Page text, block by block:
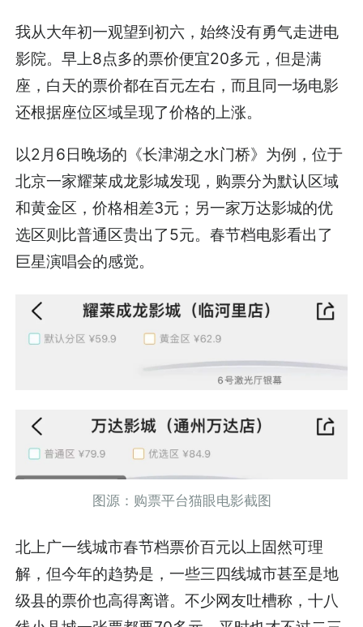
我从大年初一观望到初六，始终没有勇气走进电
影院。早上8点多的票价便宜20多元，但是满
座，白天的票价都在百元左右，而且同一场电影
还根据座位区域呈现了价格的上涨。
以2月6日晚场的《长津湖之水门桥》为例，位于
北京一家耀莱成龙影城发现，购票分为默认区域
和黄金区，价格相差3元；另一家万达影城的优
选区则比普通区贵出了5元。春节档电影看出了
巨星演唱会的感觉。
图源：购票平台猫眼电影截图
北上广一线城市春节档票价百元以上固然可理
解，但今年的趋势是，一些三四线城市甚至是地
级县的票价也高得离谱。不少网友吐槽称，十八